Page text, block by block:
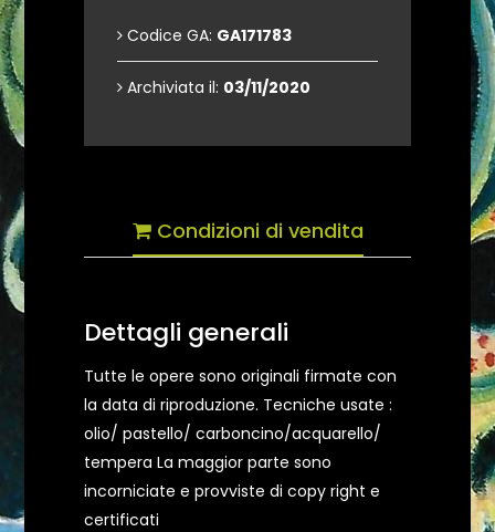
Codice GA: GA171783
Archiviata il: 03/11/2020
Condizioni di vendita
Dettagli generali
Tutte le opere sono originali firmate con
la data di riproduzione. Tecniche usate :
olio/ pastello/ carboncino/acquarello/
tempera La maggior parte sono
incorniciate e provviste di copy right e
certificati